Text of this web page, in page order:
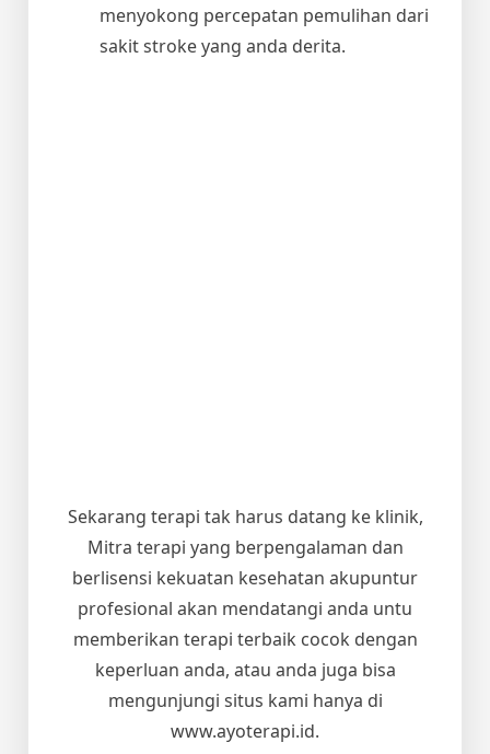
menyokong percepatan pemulihan dari
sakit stroke yang anda derita.
Sekarang terapi tak harus datang ke klinik,
Mitra terapi yang berpengalaman dan
berlisensi kekuatan kesehatan akupuntur
profesional akan mendatangi anda untu
memberikan terapi terbaik cocok dengan
keperluan anda, atau anda juga bisa
mengunjungi situs kami hanya di
www.ayoterapi.id.